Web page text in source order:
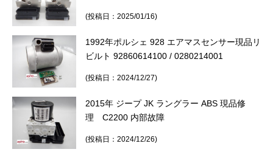
(投稿日：2025/01/16)
1992年ポルシェ 928 エアマスセンサー現品リ
ビルト 92860614100 / 0280214001
(投稿日：2024/12/27)
2015年 ジープ JK ラングラー ABS 現品修
理 C2200 内部故障
(投稿日：2024/12/26)